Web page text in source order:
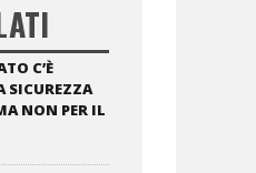
C’È
SICUREZZA
NON PER IL